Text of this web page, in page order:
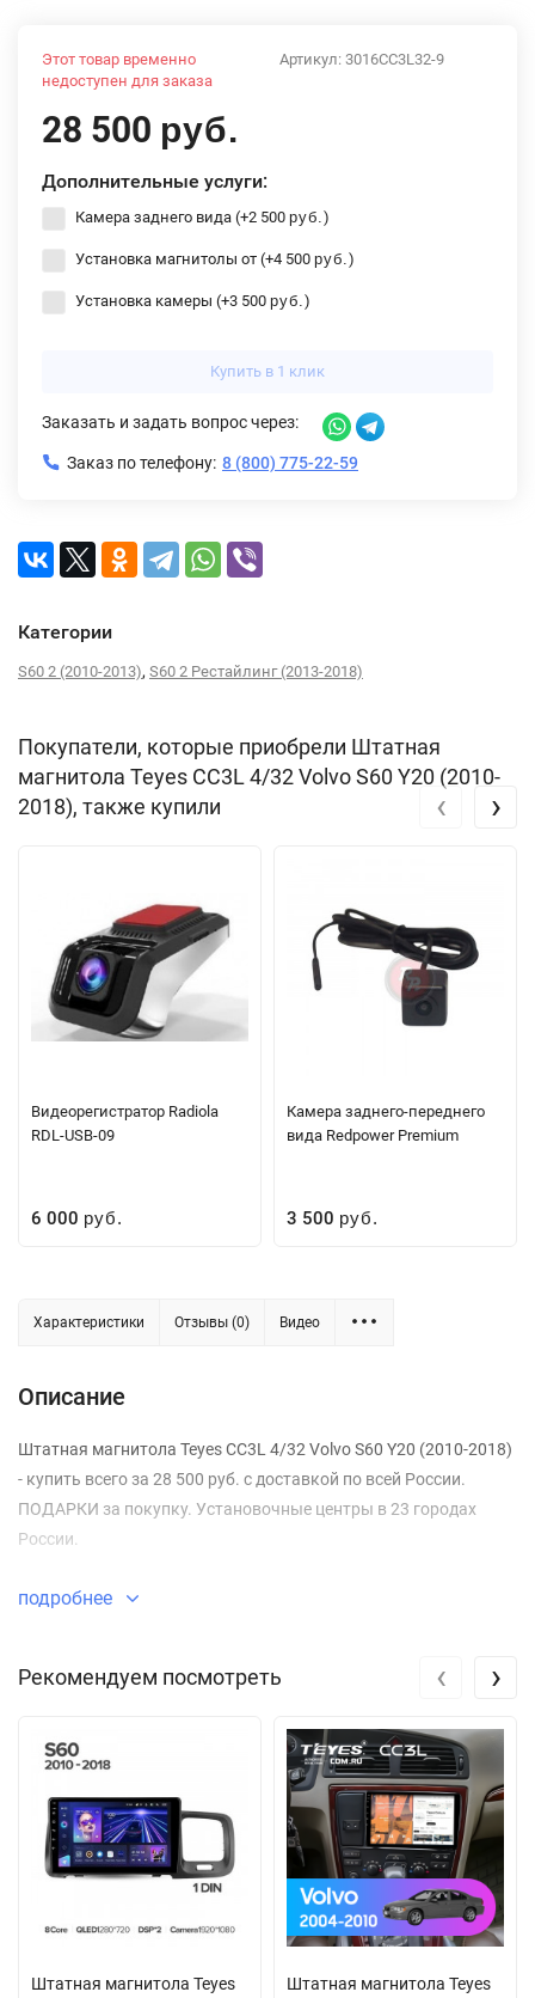
Артикул: 3016CC3L32-9
Этот товар временно
недоступен для заказа
28 500 руб.
Дополнительные услуги:
Камера заднего вида (+2 500 руб. )
Установка магнитолы от (+4 500 руб. )
Установка камеры (+3 500 руб. )
Купить в 1 клик
Заказать и задать вопрос через:
Заказ по телефону: 8 (800) 775-22-59
Категории
S60 2 (2010-2013), S60 2 Рестайлинг (2013-2018)
Покупатели, которые приобрели Штатная
магнитола Teyes CC3L 4/32 Volvo S60 Y20 (2010-
2018), также купили
Видеорегистратор Radiola
RDL-USB-09
6 000 руб.
Камера заднего-переднего
вида Redpower Premium
3 500 руб.
‹ ›
Характеристики Отзывы (0) Видео
Описание
Штатная магнитола Teyes CC3L 4/32 Volvo S60 Y20 (2010-2018)
- купить всего за 28 500 руб. с доставкой по всей России.
ПОДАРКИ за покупку. Установочные центры в 23 городах
России.
подробнее
Рекомендуем посмотреть
Штатная магнитола Teyes
Штатная магнитола Teyes
‹ ›